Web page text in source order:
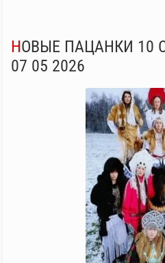
НОВЫЕ ПАЦАНКИ 10 СЕЗОН 8 ВЫПУСК
07 05 2026